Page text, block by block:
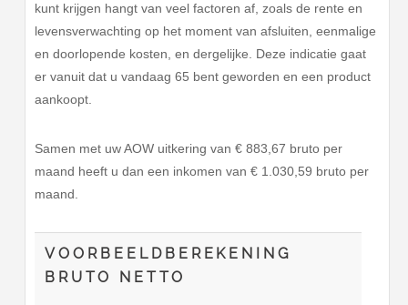
kunt krijgen hangt van veel factoren af, zoals de rente en
levensverwachting op het moment van afsluiten, eenmalige
en doorlopende kosten, en dergelijke. Deze indicatie gaat
er vanuit dat u vandaag 65 bent geworden en een product
aankoopt.
Samen met uw AOW uitkering van € 883,67 bruto per
maand heeft u dan een inkomen van € 1.030,59 bruto per
maand.
VOORBEELDBEREKENING
BRUTO NETTO